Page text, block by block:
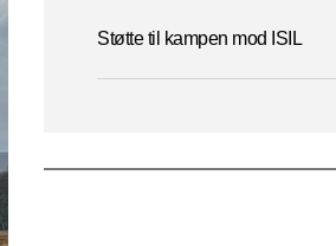
Støtte til kampen mod ISIL